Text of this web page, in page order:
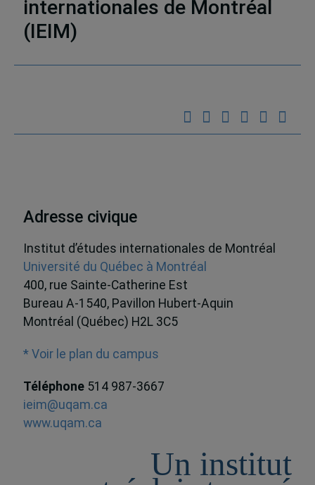
internationales de Montréal
(IEIM)
Adresse civique
Institut d’études internationales de Montréal
Université du Québec à Montréal
400, rue Sainte-Catherine Est
Bureau A-1540, Pavillon Hubert-Aquin
Montréal (Québec) H2L 3C5
* Voir le plan du campus
Téléphone 514 987-3667
ieim@uqam.ca
www.uqam.ca
Un institut